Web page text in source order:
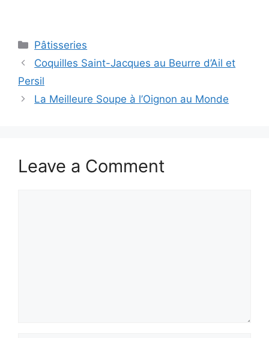
Categories
Pâtisseries
Coquilles Saint-Jacques au Beurre d’Ail et
Persil
La Meilleure Soupe à l’Oignon au Monde
Leave a Comment